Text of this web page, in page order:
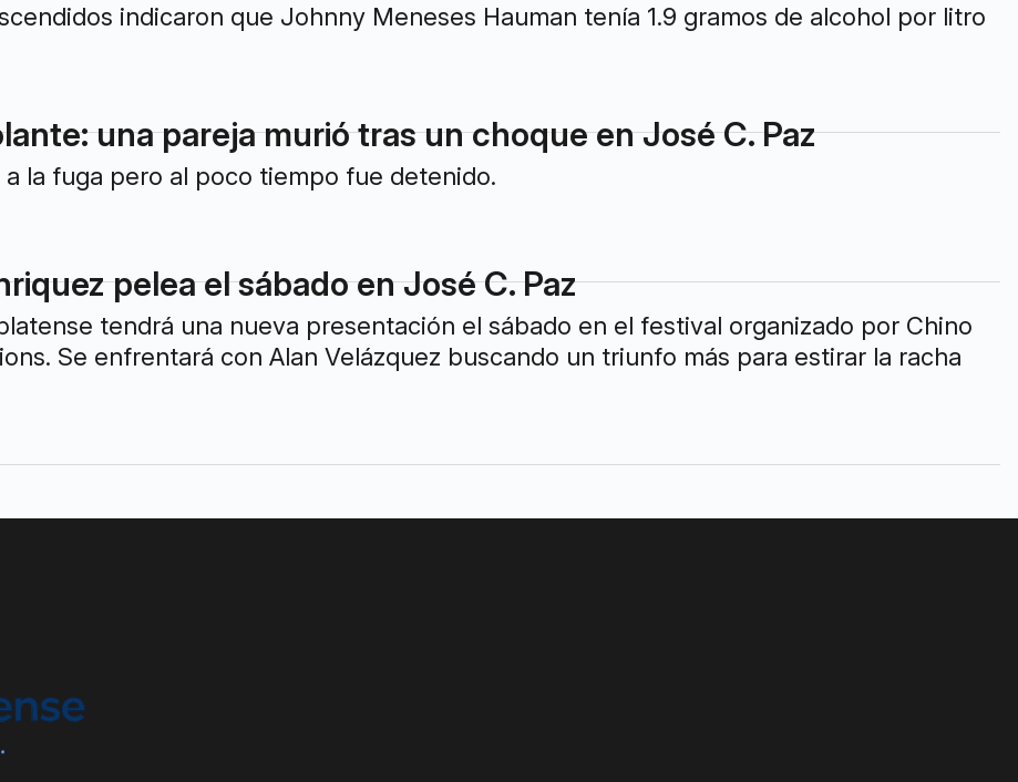
indicaron que Johnny Meneses Hauman tenía 1.9 gramos de alcohol por litro
una pareja murió tras un choque en José C. Paz
a la fuga pero al poco tiempo fue detenido.
pelea el sábado en José C. Paz
tendrá una nueva presentación el sábado en el festival organizado por Chino
Se enfrentará con Alan Velázquez buscando un triunfo más para estirar la racha